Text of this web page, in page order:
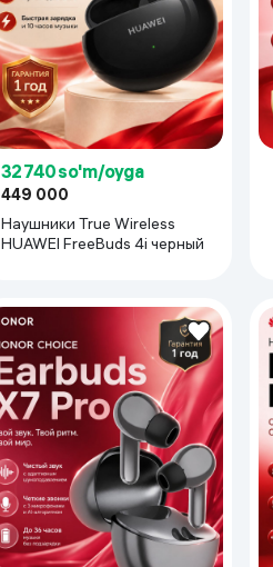
Kameralar
32 740 so'm/oyga
449 000
Наушники True Wireless
HUAWEI FreeBuds 4i черный